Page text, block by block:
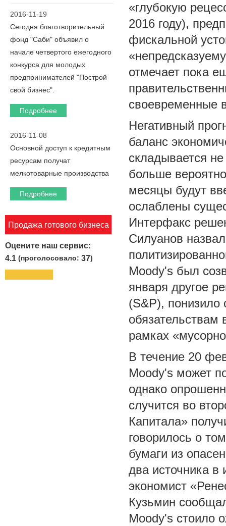
2016-11-19
Сегодня благотворительный
фонд "Саби" объявил о
начале четвертого ежегодного
конкурса для молодых
предпринимателей "Построй
свой бизнес".
Подробнее
2016-11-08
Основной доступ к кредитным
ресурсам получат
мелкотоварные производства
Подробнее
Продажа готового бизнеса
Оцените наш сервис:
4.1 (проголосовало:37)
«глубокую
2016 году),
фискальной
отмечает пока
своевременные
Негативный
баланс
складывается
больше
месяцы будут
ослаблены
Интерфакс
Силуанов
Moody's был
января другое
(S&P), понизило
обязательствам
рамках
В течение 20
Moody's может
однако
случится во
Капитала»
говорилось о
бумаги из
два источника в
экономист
Кузьмин
Moody's стоило